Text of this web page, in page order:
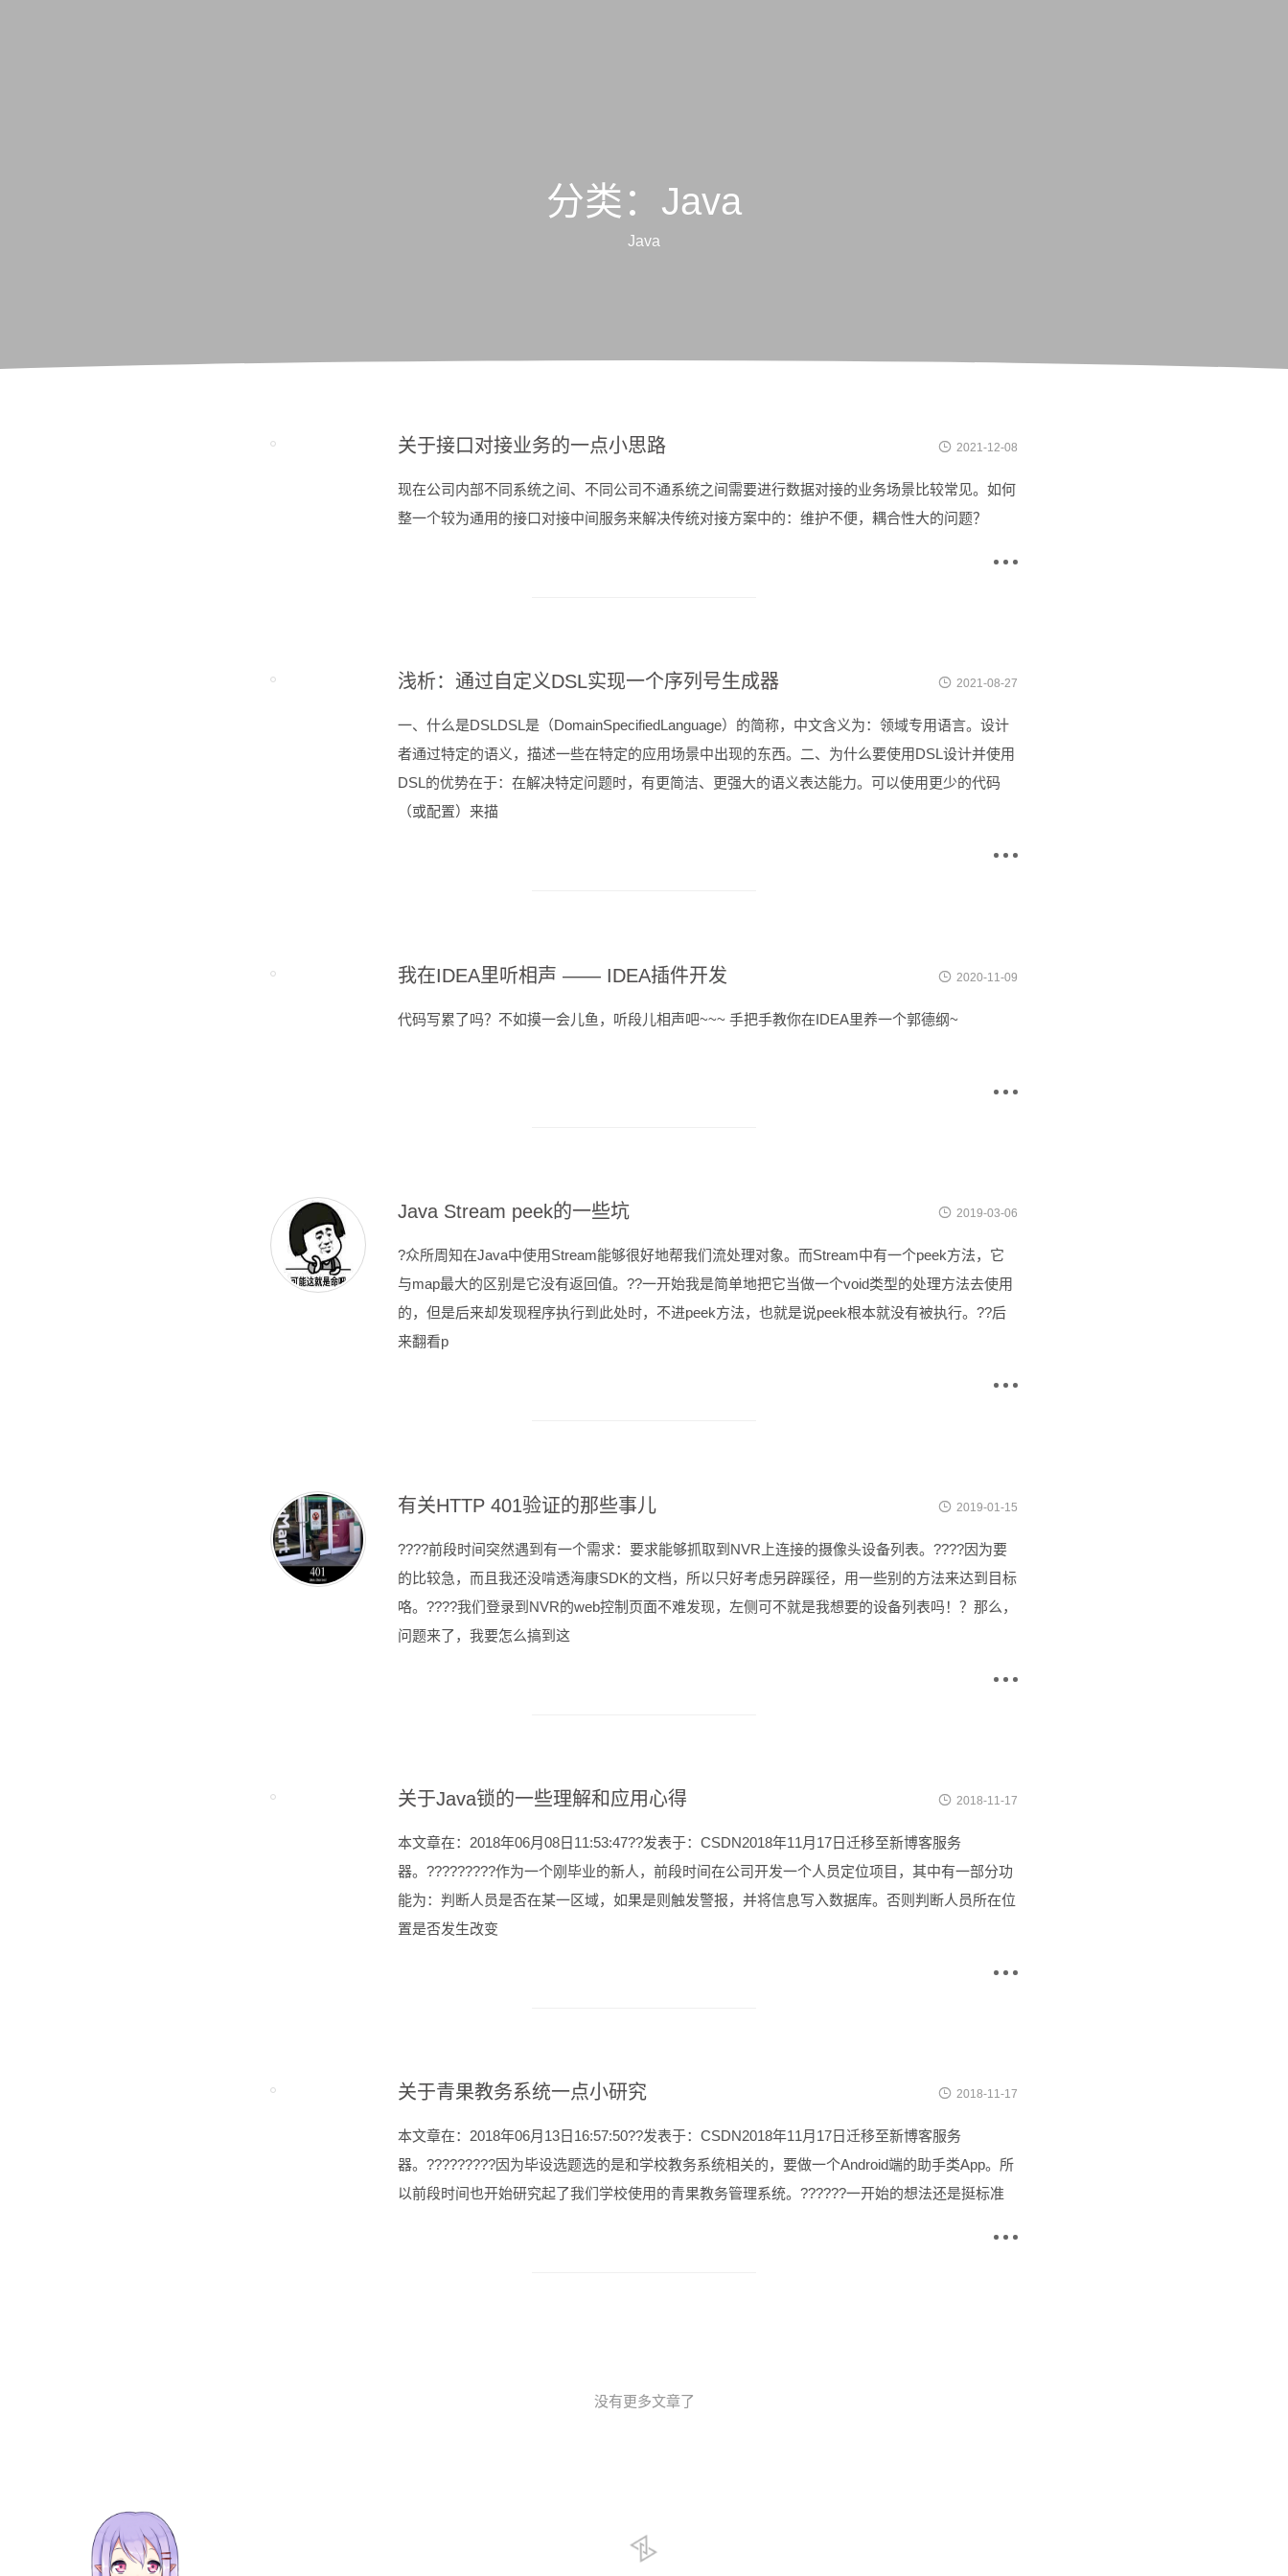
分类：Java
Java
关于接口对接业务的一点小思路  2021-12-08
现在公司内部不同系统之间、不同公司不通系统之间需要进行数据对接的业务场景比较常见。如何
整一个较为通用的接口对接中间服务来解决传统对接方案中的：维护不便，耦合性大的问题？

浅析：通过自定义DSL实现一个序列号生成器  2021-08-27
一、什么是DSLDSL是（DomainSpecifiedLanguage）的简称，中文含义为：领域专用语言。设计
者通过特定的语义，描述一些在特定的应用场景中出现的东西。二、为什么要使用DSL设计并使用
DSL的优势在于：在解决特定问题时，有更简洁、更强大的语义表达能力。可以使用更少的代码
（或配置）来描

我在IDEA里听相声 —— IDEA插件开发  2020-11-09
代码写累了吗？不如摸一会儿鱼，听段儿相声吧~~~ 手把手教你在IDEA里养一个郭德纲~

Java Stream peek的一些坑  2019-03-06
?众所周知在Java中使用Stream能够很好地帮我们流处理对象。而Stream中有一个peek方法，它
与map最大的区别是它没有返回值。??一开始我是简单地把它当做一个void类型的处理方法去使用
的，但是后来却发现程序执行到此处时，不进peek方法，也就是说peek根本就没有被执行。??后
来翻看p

有关HTTP 401验证的那些事儿  2019-01-15
????前段时间突然遇到有一个需求：要求能够抓取到NVR上连接的摄像头设备列表。????因为要
的比较急，而且我还没啃透海康SDK的文档，所以只好考虑另辟蹊径，用一些别的方法来达到目标
咯。????我们登录到NVR的web控制页面不难发现，左侧可不就是我想要的设备列表吗！？那么，
问题来了，我要怎么搞到这

关于Java锁的一些理解和应用心得  2018-11-17
本文章在：2018年06月08日11:53:47??发表于：CSDN2018年11月17日迁移至新博客服务
器。?????????作为一个刚毕业的新人，前段时间在公司开发一个人员定位项目，其中有一部分功
能为：判断人员是否在某一区域，如果是则触发警报，并将信息写入数据库。否则判断人员所在位
置是否发生改变

关于青果教务系统一点小研究  2018-11-17
本文章在：2018年06月13日16:57:50??发表于：CSDN2018年11月17日迁移至新博客服务
器。?????????因为毕设选题选的是和学校教务系统相关的，要做一个Android端的助手类App。所
以前段时间也开始研究起了我们学校使用的青果教务管理系统。??????一开始的想法还是挺标准

没有更多文章了